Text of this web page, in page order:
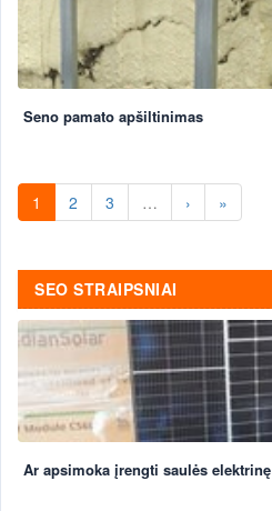
Seno pamato apšiltinimas
1 2 3 … › »
SEO STRAIPSNIAI
Ar apsimoka įrengti saulės elektrinę